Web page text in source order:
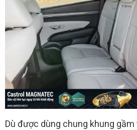
Dù được dùng chung khung gầm